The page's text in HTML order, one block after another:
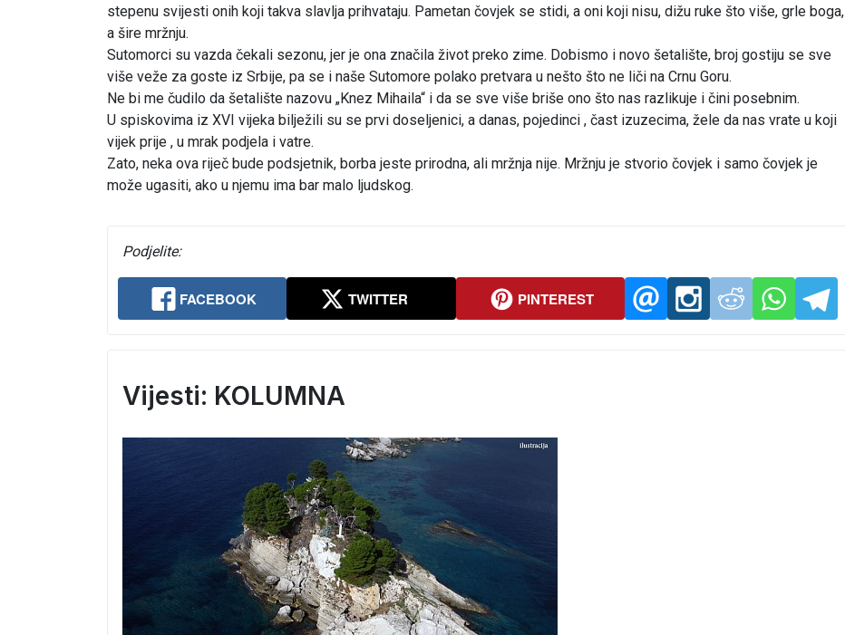
stepenu svijesti onih koji takva slavlja prihvataju. Pametan čovjek se stidi, a oni koji nisu, dižu ruke što više, grle boga,
a šire mržnju.
Sutomorci su vazda čekali sezonu, jer je ona značila život preko zime. Dobismo i novo šetalište, broj gostiju se sve
više veže za goste iz Srbije, pa se i naše Sutomore polako pretvara u nešto što ne liči na Crnu Goru.
Ne bi me čudilo da šetalište nazovu „Knez Mihaila“ i da se sve više briše ono što nas razlikuje i čini posebnim.
U spiskovima iz XVI vijeka bilježili su se prvi doseljenici, a danas, pojedinci , čast izuzecima, žele da nas vrate u koji
vijek prije , u mrak podjela i vatre.
Zato, neka ova riječ bude podsjetnik, borba jeste prirodna, ali mržnja nije. Mržnju je stvorio čovjek i samo čovjek je
može ugasiti, ako u njemu ima bar malo ljudskog.
Podjelite:
FACEBOOK TWITTER PINTEREST
Vijesti: KOLUMNA